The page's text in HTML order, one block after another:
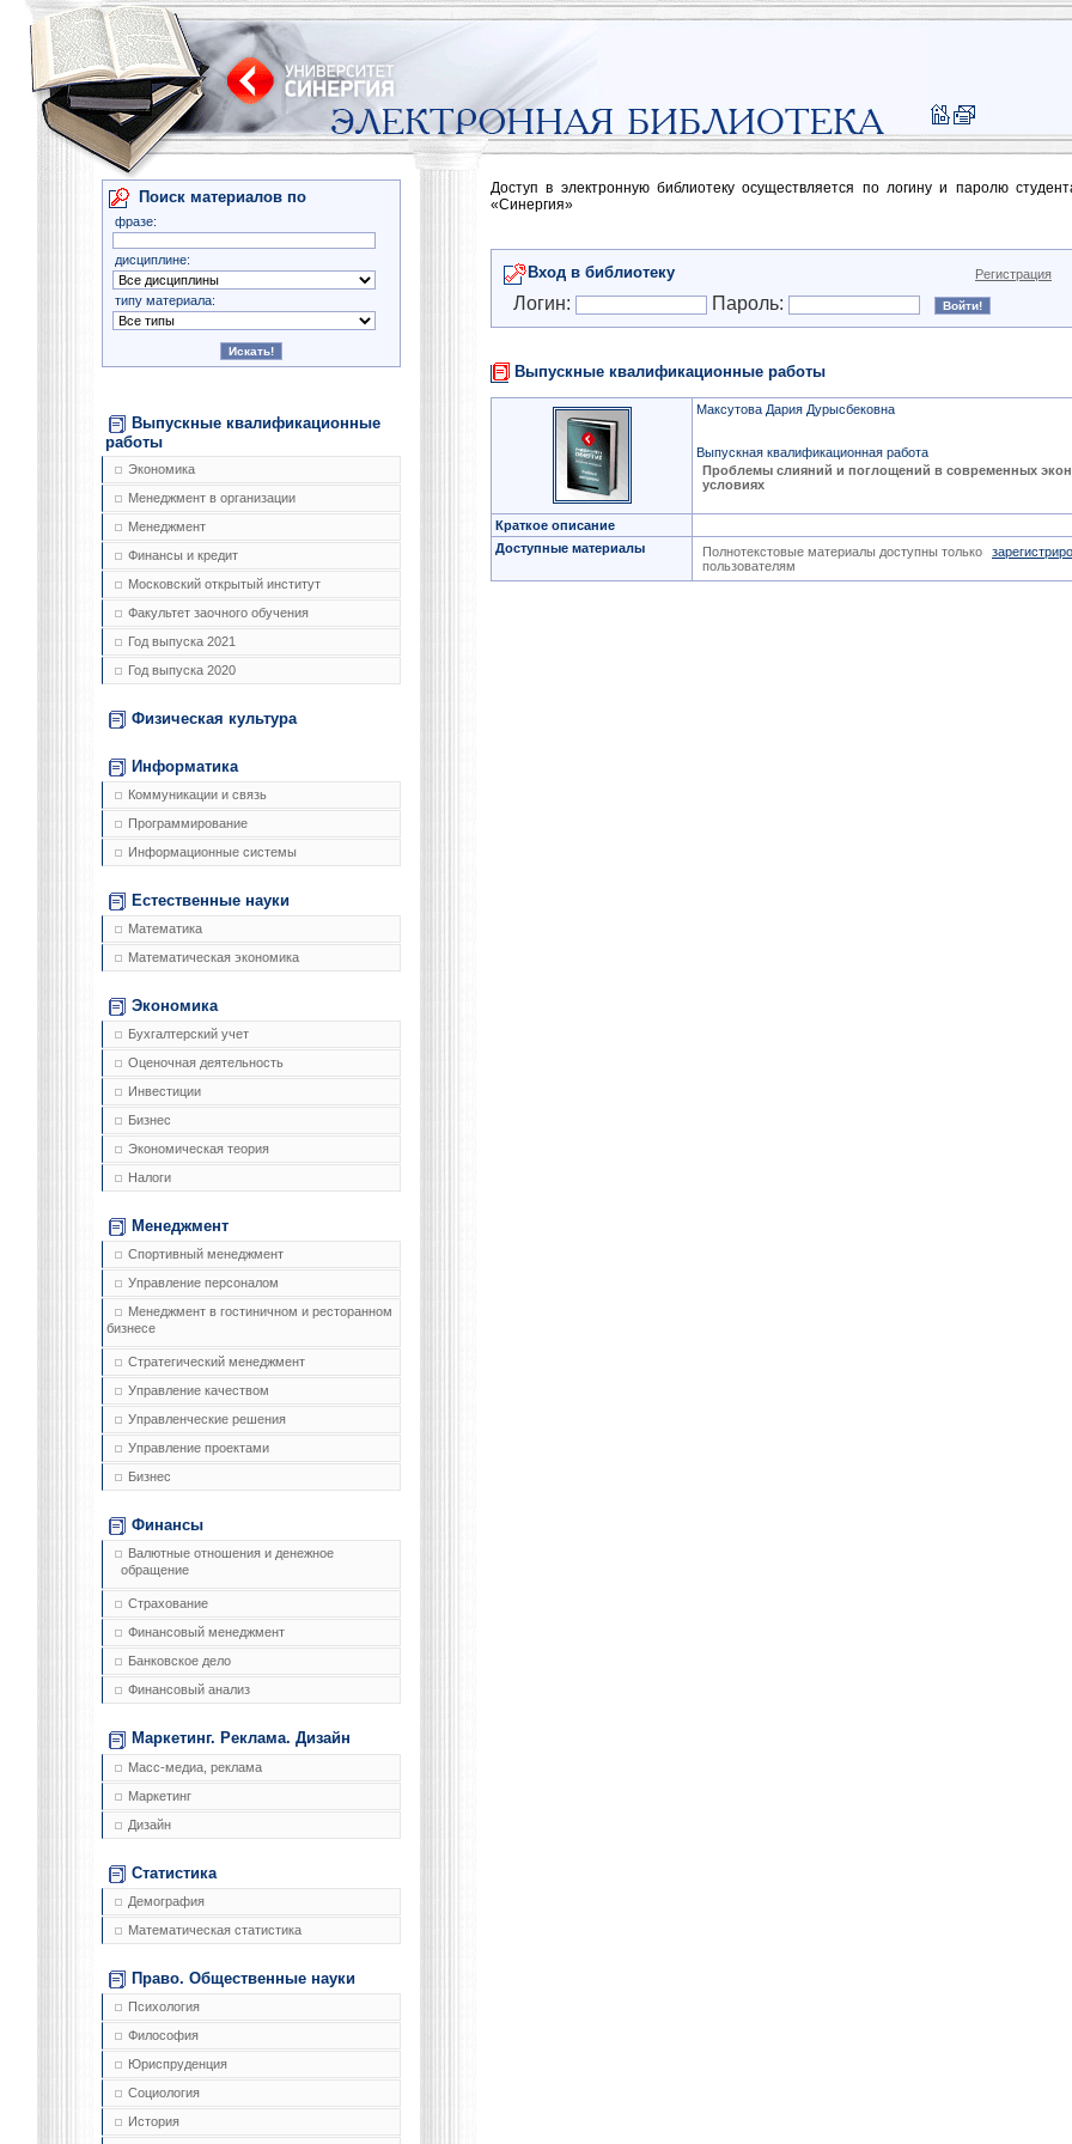
Поиск материалов по
фразе:
дисциплине:
типу материала:
Выпускные квалификационные
работы
Экономика
Менеджмент в организации
Менеджмент
Финансы и кредит
Московский открытый институт
Факультет заочного обучения
Год выпуска 2021
Год выпуска 2020
Физическая культура
Информатика
Коммуникации и связь
Программирование
Информационные системы
Естественные науки
Математика
Математическая экономика
Экономика
Бухгалтерский учет
Оценочная деятельность
Инвестиции
Бизнес
Экономическая теория
Налоги
Менеджмент
Спортивный менеджмент
Управление персоналом
Менеджмент в гостиничном и ресторанном
бизнесе
Стратегический менеджмент
Управление качеством
Управленческие решения
Управление проектами
Бизнес
Финансы
Валютные отношения и денежное
обращение
Страхование
Финансовый менеджмент
Банковское дело
Финансовый анализ
Маркетинг. Реклама. Дизайн
Масс-медиа, реклама
Маркетинг
Дизайн
Статистика
Демография
Математическая статистика
Право. Общественные науки
Психология
Философия
Юриспруденция
Социология
История
Доступ в электронную библиотеку осуществляется по логину и паролю
«Синергия»
Вход в библиотеку Регистрация
Логин: Пароль:
Выпускные квалификационные работы
Максутова Дария Дурысбековна
Выпускная квалификационная работа
Проблемы слияний и поглощений в современных
условиях
Краткое описание
Доступные материалы
Полнотекстовые материалы доступны только
пользователям